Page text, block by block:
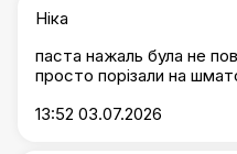
Ніка
паста нажаль була не
просто порізали на
13:52 03.07.2026